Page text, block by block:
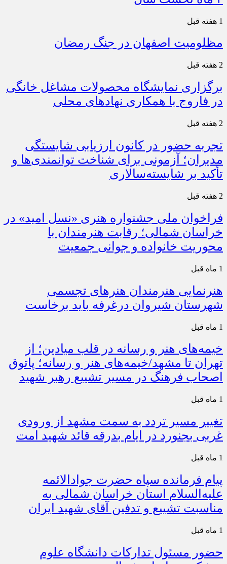
1 هفته قبل
مظلومیت اصفهان در جنگ رمضان
2 هفته قبل
برگزاری نمایشگاه محصولات مشاغل خانگی
در فاروج با همکاری نهادهای محلی
2 هفته قبل
تجربه حضور در کانون ارزیابی شایستگی
مدیران؛ آزمونی برای شناخت توانمندی‌ها و
تأکید بر شایسته‌سالاری
2 هفته قبل
فراخوان ملی جشنواره هنری «نسل امید» در
خراسان شمالی؛ رقابت هنرمندان با
محوریت خانواده و جوانی جمعیت
1 ماه قبل
هنرنمایی هنرمندان هنرهای تجسمی
شهرستان شیروان درغرفه باید برخاست
1 ماه قبل
خیمه‌های هنر و رسانه در قلب میادین؛ از
تهران تا مشهد/خیمه‌های هنر و رسانه؛ پاتوق
اصحاب فرهنگ در مسیر تشییع رهبر شهید
1 ماه قبل
تغییر مسیر تردد به سمت مشهد از ورودی
غربی بجنورد در ایام بدرقه قائد شهید امت
1 ماه قبل
پیام فرمانده سپاه حضرت جوادالائمه
علیه‌السلام استان خراسان شمالی به
مناسبت تشییع و تدفین آقای شهید ایران
1 ماه قبل
حضور مسئول تدارکات دانشگاه علوم